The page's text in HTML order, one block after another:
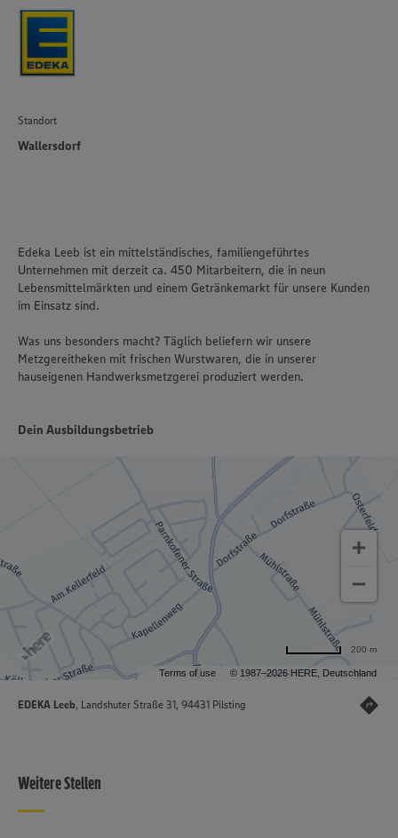
Standort
Wallersdorf
Edeka Leeb ist ein mittelständisches, familiengeführtes
Unternehmen mit derzeit ca. 450 Mitarbeitern, die in neun
Lebensmittelmärkten und einem Getränkemarkt für unsere Kunden
im Einsatz sind.
Was uns besonders macht? Täglich beliefern wir unsere
Metzgereitheken mit frischen Wurstwaren, die in unserer
hauseigenen Handwerksmetzgerei produziert werden.
Dein Ausbildungsbetrieb
Terms of use © 1987–2026 HERE, Deutschland
200 m
EDEKA Leeb, Landshuter Straße 31, 94431 Pilsting
Weitere Stellen